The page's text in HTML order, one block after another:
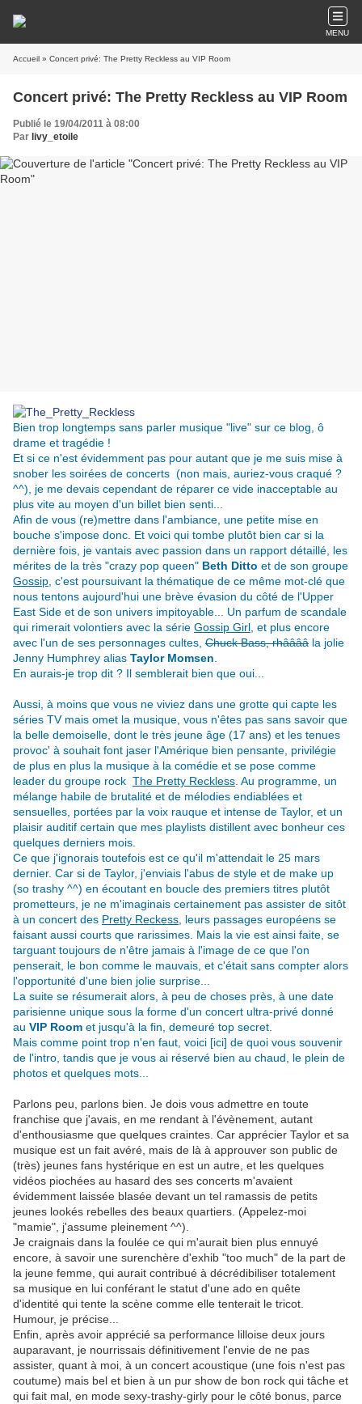
MENU
Accueil » Concert privé: The Pretty Reckless au VIP Room
Concert privé: The Pretty Reckless au VIP Room
Publié le 19/04/2011 à 08:00
Par livy_etoile
Bien trop longtemps sans parler musique "live" sur ce blog, ô
drame et tragédie !
Et si ce n'est évidemment pas pour autant que je me suis mise à
snober les soirées de concerts (non mais, auriez-vous craqué ?
^^), je me devais cependant de réparer ce vide inacceptable au
plus vite au moyen d'un billet bien senti...
Afin de vous (re)mettre dans l'ambiance, une petite mise en
bouche s'impose donc. Et voici qui tombe plutôt bien car si la
dernière fois, je vantais avec passion dans un rapport détaillé, les
mérites de la très "crazy pop queen" Beth Ditto et de son groupe
Gossip , c'est poursuivant la thématique de ce même mot-clé que
nous tentons aujourd'hui une brève évasion du côté de l'Upper
East Side et de son univers impitoyable... Un parfum de scandale
qui rimerait volontiers avec la série Gossip Girl , et plus encore
avec l'un de ses personnages cultes, Chuck Bass, rhââââ la jolie
Jenny Humphrey alias Taylor Momsen
En aurais-je trop dit ? Il semblerait bien que oui...
Aussi, à moins que vous ne viviez dans une grotte qui capte les
séries TV mais omet la musique, vous n'êtes pas sans savoir que
la belle demoiselle, dont le très jeune âge (17 ans) et les tenues
provoc' à souhait font jaser l'Amérique bien pensante, privilégie
de plus en plus la musique à la comédie et se pose comme
leader du groupe rock The Pretty Reckless . Au programme, un
mélange habile de brutalité et de mélodies endiablées et
sensuelles, portées par la voix rauque et intense de Taylor, et un
plaisir auditif certain que mes playlists distillent avec bonheur ces
quelques derniers mois.
Ce que j'ignorais toutefois est ce qu'il m'attendait le 25 mars
dernier. Car si de Taylor, j'enviais l'abus de style et de make up
(so trashy ^^) en écoutant en boucle des premiers titres plutôt
prometteurs, je ne m'imaginais certainement pas assister de sitôt
à un concert des Pretty Reckess , leurs passages européens se
faisant aussi courts que rarissimes. Mais la vie est ainsi faite, se
targuant toujours de n'être jamais à l'image de ce que l'on
penserait, le bon comme le mauvais, et c'était sans compter alors
l'opportunité d'une bien jolie surprise...
La suite se résumerait alors, à peu de choses près, à une date
parisienne unique sous la forme d'un concert ultra-privé donné
au VIP Room et jusqu'à la fin, demeuré top secret.
Mais comme point trop n'en faut, voici [ici] de quoi vous souvenir
de l'intro, tandis que je vous ai réservé bien au chaud, le plein de
photos et quelques mots...
Parlons peu, parlons bien. Je dois vous admettre en toute
franchise que j'avais, en me rendant à l'évènement, autant
d'enthousiasme que quelques craintes. Car apprécier Taylor et sa
musique est un fait avéré, mais de là à approuver son public de
(très) jeunes fans hystérique en est un autre, et les quelques
vidéos piochées au hasard des ses concerts m'avaient
évidemment laissée blasée devant un tel ramassis de petits
jeunes lookés rebelles des beaux quartiers. (Appelez-moi
"mamie", j'assume pleinement ^^).
Je craignais dans la foulée ce qui m'aurait bien plus ennuyé
encore, à savoir une surenchère d'exhib "too much" de la part de
la jeune femme, qui aurait contribué à décrédibiliser totalement
sa musique en lui conférant le statut d'une ado en quête
d'identité qui tente la scène comme elle tenterait le tricot.
Humour, je précise...
Enfin, après avoir apprécié sa performance lilloise deux jours
auparavant, je nourrissais définitivement l'envie de ne pas
assister, quant à moi, à un concert acoustique (une fois n'est pas
coutume) mais bel et bien à un pur show de bon rock qui tâche et
qui fait mal, en mode sexy-trashy-girly pour le côté bonus, parce